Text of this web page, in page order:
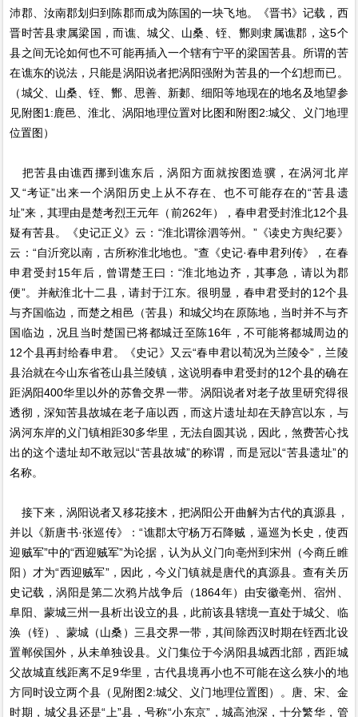
沛郡、汝南郡划归到陈郡而成为陈国的一块飞地。《晋书》记载，西
晋时苦县隶属梁国，而谯、城父、山桑、铚、酂则隶属谯郡，这5个
县之间无论如何也不可能再插入一个辖有宁平的梁国苦县。所谓的苦
在谯东的说法，只能是涡阳说者把涡阳强附为苦县的一个幻想而已。
（城父、山桑、铚、酂、思善、新郪、细阳等地现在的地名及地望参
见附图1:鹿邑、淮北、涡阳地理位置对比图和附图2:城父、义门地理
位置图）
把苦县由谯西挪到谯东后，涡阳方面就按图造骥，在涡河北岸
又“考证”出来一个涡阳历史上从不存在、也不可能存在的“苦县遗
址”来，其理由是楚考烈王元年（前262年），春申君受封淮北12个县
疑有苦县。《史记正义》云：“淮北谓徐泗等州。”《读史方舆纪要》
云：“自沂兖以南，古所称淮北地也。”查《史记·春申君列传》，在春
申君受封15年后，曾谓楚王曰：“淮北地边齐，其事急，请以为郡
便”。并献淮北十二县，请封于江东。很明显，春申君受封的12个县
与齐国临边，而楚之相邑（苦县）和城父均在原陈地，当时并不与齐
国临边，况且当时楚国已将都城迁至陈16年，不可能将都城周边的
12个县再封给春申君。《史记》又云“春申君以荀况为兰陵令”，兰陵
县治就在今山东省苍山县兰陵镇，这说明春申君受封的12个县的确在
距涡阳400华里以外的苏鲁交界一带。涡阳说者对老子故里研究得很
透彻，深知苦县故城在老子庙以西，而这片遗址却在天静宫以东，与
涡河东岸的义门镇相距30多华里，无法自圆其说，因此，煞费苦心找
出的这个遗址却不敢冠以“苦县故城”的称谓，而是冠以“苦县遗址”的
名称。
接下来，涡阳说者又移花接木，把涡阳公开曲解为古代的真源县，
并以《新唐书·张巡传》：“谯郡太守杨万石降贼，逼巡为长史，使西
迎贼军”中的“西迎贼军”为论据，认为从义门向亳州到宋州（今商丘睢
阳）才为“西迎贼军”，因此，今义门镇就是唐代的真源县。查有关历
史记载，涡阳是第二次鸦片战争后（1864年）由安徽亳州、宿州、
阜阳、蒙城三州一县析出设立的县，此前该县辖境一直处于城父、临
涣（铚）、蒙城（山桑）三县交界一带，其间除西汉时期在铚西北设
置郸侯国外，从未单独设县。义门集位于今涡阳县城西北部，西距城
父故城直线距离不足9华里，古代县境再小也不可能在这么狭小的地
方同时设立两个县（见附图2:城父、义门地理位置图）。唐、宋、金
时期，城父县还是“上”县，号称“小东京”，城高池深，十分繁华，管